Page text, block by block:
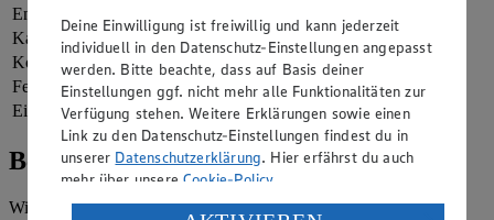
Energie
Kalorien
217 kcal (11 %)
Kohlenhydrate
38 g
Fett
6 g
Eiweiß
1 g
Bewertung
Wie hat es dir geschmeckt?
Deine Einwilligung ist freiwillig und kann jederzeit
individuell in den Datenschutz-Einstellungen angepasst
werden. Bitte beachte, dass auf Basis deiner
Einstellungen ggf. nicht mehr alle Funktionalitäten zur
Verfügung stehen. Weitere Erklärungen sowie einen
Link zu den Datenschutz-Einstellungen findest du in
unserer Datenschutzerklärung. Hier erfährst du auch
mehr über unsereCookie-Policy.